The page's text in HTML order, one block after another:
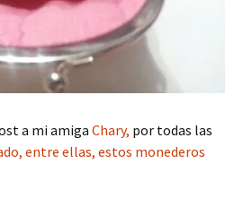
a mi amiga Chary, por todas las
entre ellas, estos monederos